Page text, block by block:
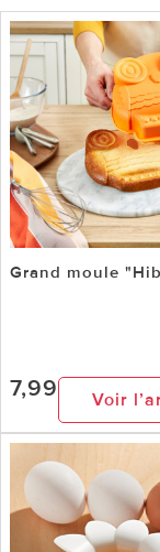
Grand moule
7,99 Voir